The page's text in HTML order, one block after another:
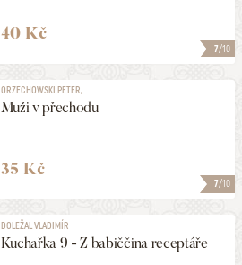
7/10
40 Kč
7/10
ORZECHOWSKI PETER, ...
Muži v přechodu
35 Kč
DOLEŽAL VLADIMÍR
Kuchařka 9 - Z babiččina receptáře